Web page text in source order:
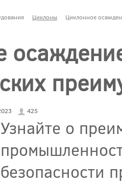
Циклоны Циклонное
425
Узнайте о
безопасности